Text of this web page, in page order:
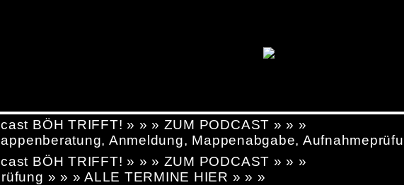
BÖH TRIFFT! » » » ZUM PODCAST » » »
Anmeldung, Mappenabgabe,
BÖH TRIFFT! » » » ZUM PODCAST » » »
» » » ALLE TERMINE HIER » » »